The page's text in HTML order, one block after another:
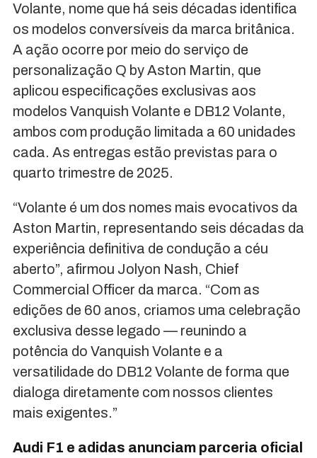
Volante, nome que há seis décadas identifica
os modelos conversíveis da marca britânica.
A ação ocorre por meio do serviço de
personalização Q by Aston Martin, que
aplicou especificações exclusivas aos
modelos Vanquish Volante e DB12 Volante,
ambos com produção limitada a 60 unidades
cada. As entregas estão previstas para o
quarto trimestre de 2025.
“Volante é um dos nomes mais evocativos da
Aston Martin, representando seis décadas da
experiência definitiva de condução a céu
aberto”, afirmou Jolyon Nash, Chief
Commercial Officer da marca. “Com as
edições de 60 anos, criamos uma celebração
exclusiva desse legado — reunindo a
potência do Vanquish Volante e a
versatilidade do DB12 Volante de forma que
dialoga diretamente com nossos clientes
mais exigentes.”
Audi F1 e adidas anunciam parceria oficial